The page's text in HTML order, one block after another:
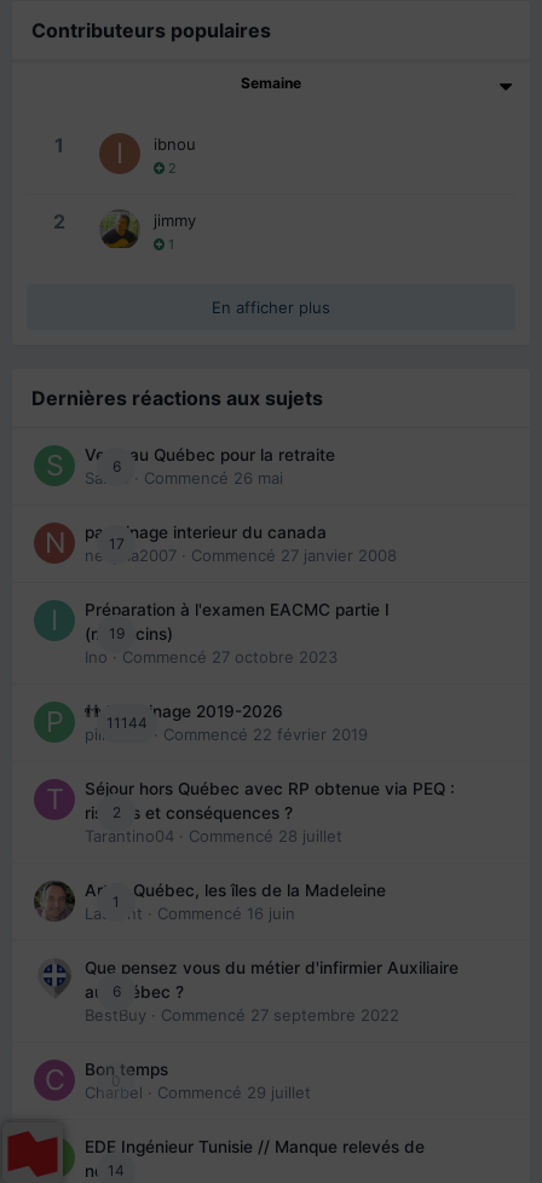
Contributeurs populaires
Semaine
1 ibnou
2
2 jimmy
1
En afficher plus
Dernières réactions aux sujets
6
Venir au Québec pour la retraite
Sab74
· Commencé 26 mai
17
parrainage interieur du canada
nedjma2007 · Commencé 27 janvier 2008
19
Préparation à l'examen EACMC partie I
(médecins)
Ino · Commencé 27 octobre 2023
11144
👬 Parrainage 2019-2026
piinoush · Commencé 22 février 2019
2
Séjour hors Québec avec RP obtenue via PEQ :
risques et conséquences ?
Tarantino04 · Commencé 28 juillet
1
Arte : Québec, les îles de la Madeleine
Laurent · Commencé 16 juin
6
Que pensez vous du métier d'infirmier Auxiliaire
au Québec ?
BestBuy · Commencé 27 septembre 2022
0
Bon temps
Charbel · Commencé 29 juillet
14
EDE Ingénieur Tunisie // Manque relevés de
note